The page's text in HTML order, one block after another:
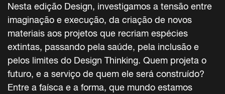
Nesta edição Design, investigamos a tensão entre
imaginação e execução, da criação de novos
materiais aos projetos que recriam espécies
extintas, passando pela saúde, pela inclusão e
pelos limites do Design Thinking. Quem projeta o
futuro, e a serviço de quem ele será construído?
Entre a faísca e a forma, que mundo estamos